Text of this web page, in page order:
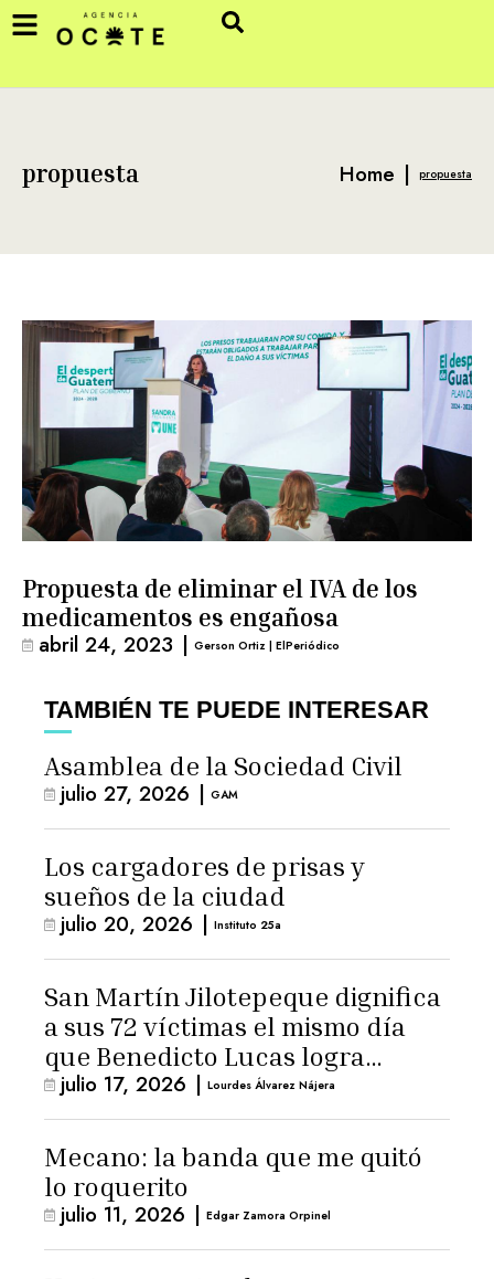
propuesta Home | propuesta
Propuesta de eliminar el IVA de los
medicamentos es engañosa
abril 24, 2023 | Gerson Ortiz | ElPeriódico
TAMBIÉN TE PUEDE INTERESAR
Asamblea de la Sociedad Civil
julio 27, 2026 | GAM
Los cargadores de prisas y
sueños de la ciudad
julio 20, 2026 | Instituto 25a
San Martín Jilotepeque dignifica
a sus 72 víctimas el mismo día
que Benedicto Lucas logra
arresto domiciliario
julio 17, 2026 | Lourdes Álvarez Nájera
Mecano: la banda que me quitó
lo roquerito
julio 11, 2026 | Edgar Zamora Orpinel